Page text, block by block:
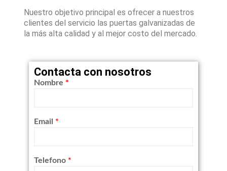
Nuestro objetivo principal es ofrecer a nuestros
clientes del servicio las puertas galvanizadas de
la más alta calidad y al mejor costo del mercado.
Contacta con nosotros
Nombre *
Email *
Telefono *